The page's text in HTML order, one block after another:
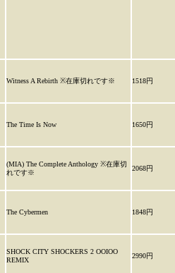
Witness A Rebirth ※在庫切れです※ 1518円
The Time Is Now 1650円
(MIA) The Complete Anthology ※在庫切
れです※
2068円
The Cybermen 1848円
SHOCK CITY SHOCKERS 2 OOIOO
REMIX
2990円